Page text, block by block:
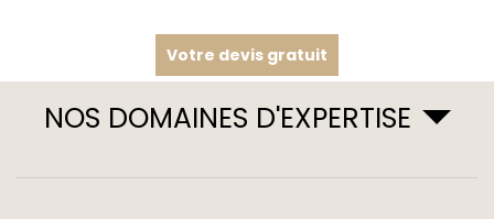
Votre devis gratuit
NOS DOMAINES D'EXPERTISE